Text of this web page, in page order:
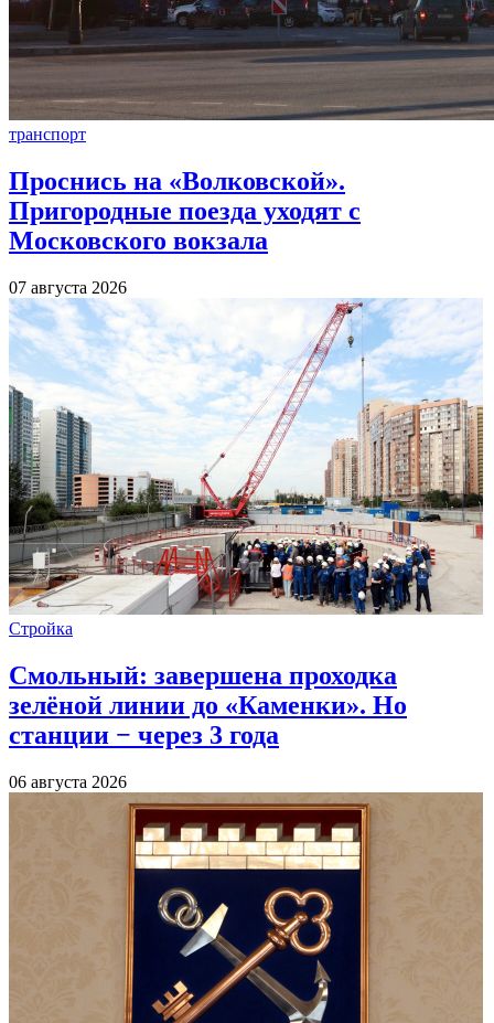
транспорт
Проснись на «Волковской».
Пригородные поезда уходят с
Московского вокзала
07 августа 2026
Стройка
Смольный: завершена проходка
зелёной линии до «Каменки». Но
станции − через 3 года
06 августа 2026